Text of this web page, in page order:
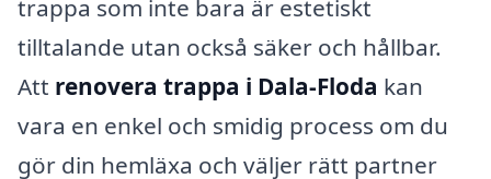
trappa som inte bara är estetiskt
tilltalande utan också säker och hållbar.
Att renovera trappa i Dala-Floda kan
vara en enkel och smidig process om du
gör din hemläxa och väljer rätt partner